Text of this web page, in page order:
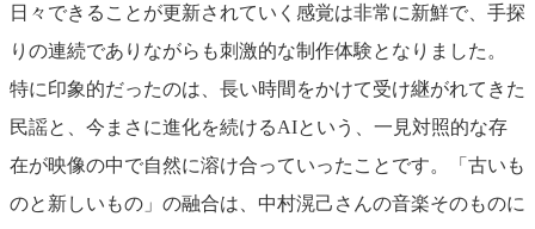
日々できることが更新されていく感覚は非常に新鮮で、手探
りの連続でありながらも刺激的な制作体験となりました。
特に印象的だったのは、長い時間をかけて受け継がれてきた
民謡と、今まさに進化を続けるAIという、一見対照的な存
在が映像の中で自然に溶け合っていったことです。「古いも
のと新しいもの」の融合は、中村滉己さんの音楽そのものに